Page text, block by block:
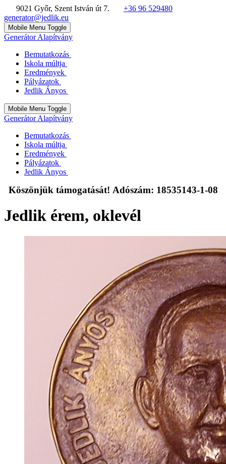
9021 Győr, Szent István út 7.
+36 96 529480
generator@jedlik.eu
Mobile Menu Toggle
Generátor Alapítvány
Bemutatkozás
Iskola múltja
Eredmények
Pályázatok
Jedlik Ányos
Mobile Menu Toggle
Generátor Alapítvány
Bemutatkozás
Iskola múltja
Eredmények
Pályázatok
Jedlik Ányos
Köszönjük támogatását! Adószám: 18535143-1-08
Jedlik érem, oklevél